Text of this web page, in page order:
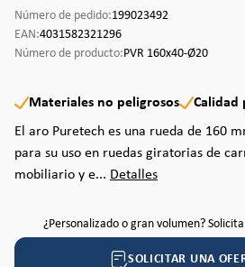
Número de pedido:199023492
EAN:4031582321296
Número de producto:PVR 160x40-Ø20
Materiales no peligrosos
Calidad
El aro Puretech es una rueda de 160
para su uso en ruedas giratorias de
mobiliario y e... Detalles
¿Personalizado o gran volumen?
SOLICITAR UNA